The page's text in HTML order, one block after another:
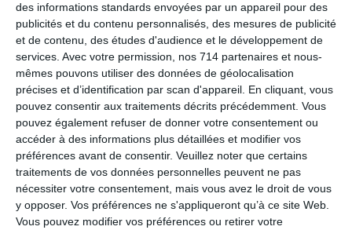
des informations standards envoyées par un appareil pour des
publicités et du contenu personnalisés, des mesures de publicité
et de contenu, des études d'audience et le développement de
services. Avec votre permission, nos 714 partenaires et nous-
mêmes pouvons utiliser des données de géolocalisation
précises et d’identification par scan d'appareil. En cliquant, vous
pouvez consentir aux traitements décrits précédemment. Vous
pouvez également refuser de donner votre consentement ou
accéder à des informations plus détaillées et modifier vos
préférences avant de consentir. Veuillez noter que certains
traitements de vos données personnelles peuvent ne pas
nécessiter votre consentement, mais vous avez le droit de vous
y opposer. Vos préférences ne s'appliqueront qu’à ce site Web.
Vous pouvez modifier vos préférences ou retirer votre